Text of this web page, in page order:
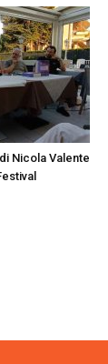
Nicola Valente